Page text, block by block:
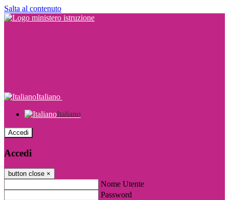
Salta al contenuto
Italiano
Italiano
Accedi
Accedi
button close ×
Nome Utente
Password